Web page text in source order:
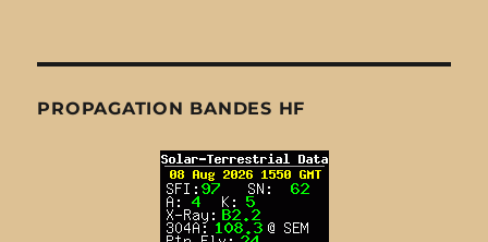
PROPAGATION BANDES HF